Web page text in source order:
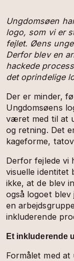
Ungdomsøen
logo, som vi er
fejlet. Øens
Derfor blev en
hackede
det oprindelige
Der er minder,
Ungdomsøens
været med til at
og retning. Det
kageforme,
Derfor fejlede vi
visuelle identitet
ikke, at de blev
også logoet
en
inkluderende
Et inkluderende
Formålet med